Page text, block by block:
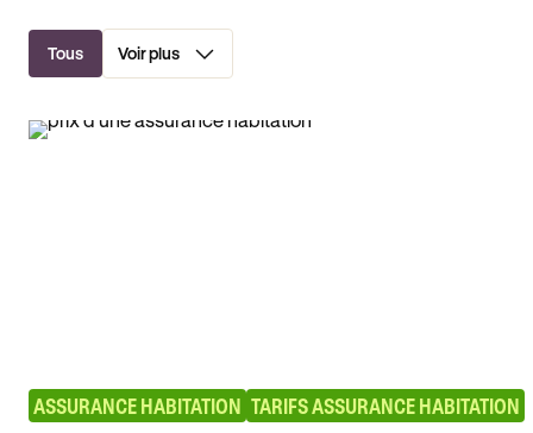
Tous Voir plus
ASSURANCE HABITATION TARIFS ASSURANCE HABITATION